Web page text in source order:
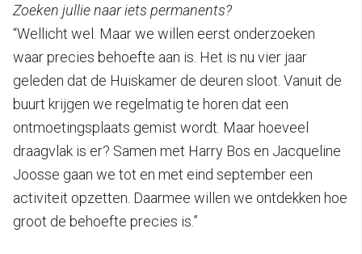
Zoeken jullie naar iets permanents?
“Wellicht wel. Maar we willen eerst onderzoeken
waar precies behoefte aan is. Het is nu vier jaar
geleden dat de Huiskamer de deuren sloot. Vanuit de
buurt krijgen we regelmatig te horen dat een
ontmoetingsplaats gemist wordt. Maar hoeveel
draagvlak is er? Samen met Harry Bos en Jacqueline
Joosse gaan we tot en met eind september een
activiteit opzetten. Daarmee willen we ontdekken hoe
groot de behoefte precies is.”